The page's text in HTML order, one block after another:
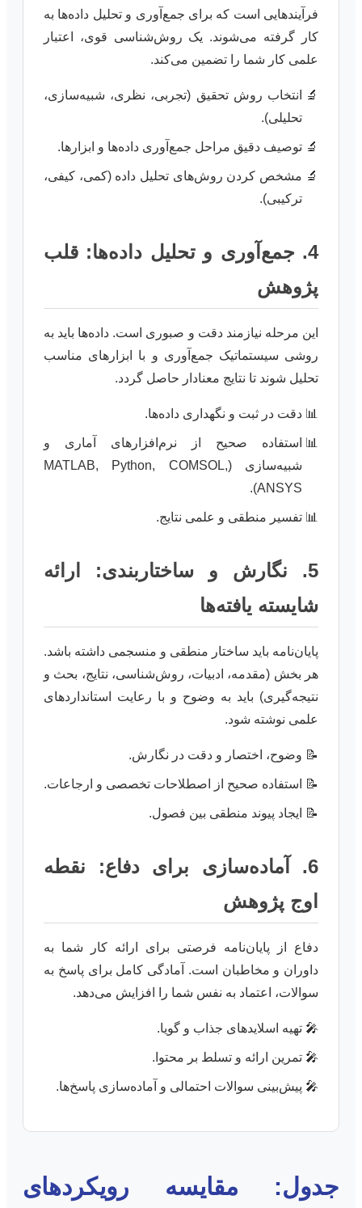
فرآیندهایی است که برای جمع‌آوری و تحلیل داده‌ها به
کار گرفته می‌شوند. یک روش‌شناسی قوی، اعتبار
علمی کار شما را تضمین می‌کند.
انتخاب روش تحقیق (تجربی، نظری، شبیه‌سازی،
تحلیلی).
توصیف دقیق مراحل جمع‌آوری داده‌ها و ابزارها.
مشخص کردن روش‌های تحلیل داده (کمی، کیفی،
ترکیبی).
4. جمع‌آوری و تحلیل داده‌ها: قلب
پژوهش
این مرحله نیازمند دقت و صبوری است. داده‌ها باید به
روشی سیستماتیک جمع‌آوری و با ابزارهای مناسب
تحلیل شوند تا نتایج معنادار حاصل گردد.
دقت در ثبت و نگهداری داده‌ها.
استفاده صحیح از نرم‌افزارهای آماری و
شبیه‌سازی (MATLAB, Python, COMSOL,
ANSYS).
تفسیر منطقی و علمی نتایج.
5. نگارش و ساختاربندی: ارائه
شایسته یافته‌ها
پایان‌نامه باید ساختار منطقی و منسجمی داشته باشد.
هر بخش (مقدمه، ادبیات، روش‌شناسی، نتایج، بحث و
نتیجه‌گیری) باید به وضوح و با رعایت استانداردهای
علمی نوشته شود.
وضوح، اختصار و دقت در نگارش.
استفاده صحیح از اصطلاحات تخصصی و ارجاعات.
ایجاد پیوند منطقی بین فصول.
6. آماده‌سازی برای دفاع: نقطه
اوج پژوهش
دفاع از پایان‌نامه فرصتی برای ارائه کار شما به
داوران و مخاطبان است. آمادگی کامل برای پاسخ به
سوالات، اعتماد به نفس شما را افزایش می‌دهد.
تهیه اسلایدهای جذاب و گویا.
تمرین ارائه و تسلط بر محتوا.
پیش‌بینی سوالات احتمالی و آماده‌سازی پاسخ‌ها.
جدول: مقایسه رویکردهای